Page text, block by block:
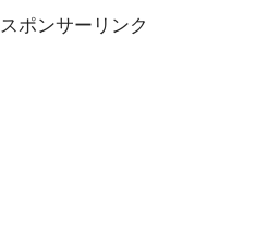
スポンサーリンク